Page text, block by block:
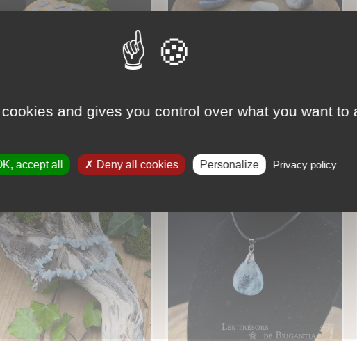
and gives you control over what you want to
accept all Deny all cookies Personalize Privacy policy